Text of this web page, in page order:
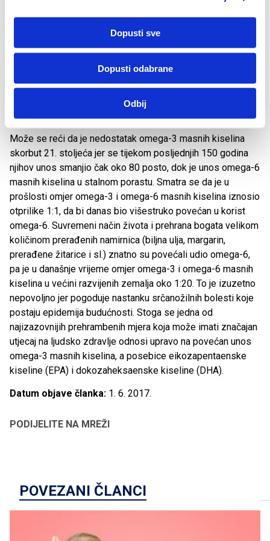
Dopusti sve
Dopusti odabrane
Odbij
PODIJELITE NA MREŽI
vjerojatno je posljedica ugradnje EPA i DHA u stanične opne,
odnosno do prevencije fibrilacije atrija. Istraživanja su
pokazala da dnevno uzimanje 3 g ribljeg ulja tijekom šest
tjedana smanjuje ventrikularnu tahikardiju i rizik od
iznenadne srčane smrti u bolesnika s ishemičnom bolešću
arterija.
Može se reći da je nedostatak omega-3 masnih kiselina
skorbut 21. stoljeća jer se tijekom posljednjih 150 godina
njihov unos smanjio čak oko 80 posto, dok je unos omega-6
masnih kiselina u stalnom porastu. Smatra se da je u
prošlosti omjer omega-3 i omega-6 masnih kiselina iznosio
otprilike 1:1, da bi danas bio višestruko povećan u korist
omega-6. Suvremeni način života i prehrana bogata velikom
količinom prerađenih namirnica (biljna ulja, margarin,
prerađene žitarice i sl.) znatno su povećali udio omega-6,
pa je u današnje vrijeme omjer omega-3 i omega-6 masnih
kiselina u većini razvijenih zemalja oko 1:20. To je izuzetno
nepovoljno jer pogoduje nastanku srčanožilnih bolesti koje
postaju epidemija budućnosti. Stoga se jedna od
najizazovnijih prehrambenih mjera koja može imati značajan
utjecaj na ljudsko zdravlje odnosi upravo na povećan unos
omega-3 masnih kiselina, a posebice eikozapentaenske
kiseline (EPA) i dokozaheksaenske kiseline (DHA).
Datum objave članka: 1. 6. 2017.
POVEZANI ČLANCI